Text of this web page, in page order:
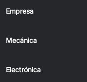
Empresa
Mecánica
Electrónica